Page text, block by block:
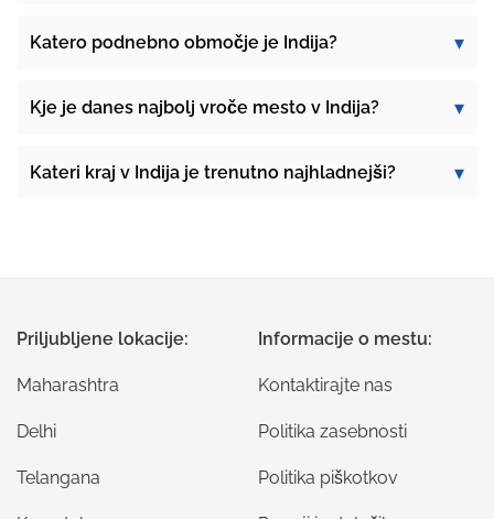
Katero podnebno območje je Indija?
Kje je danes najbolj vroče mesto v Indija?
Kateri kraj v Indija je trenutno najhladnejši?
Priljubljene lokacije:
Maharashtra
Delhi
Telangana
Informacije o mestu:
Kontaktirajte nas
Politika zasebnosti
Politika piškotkov